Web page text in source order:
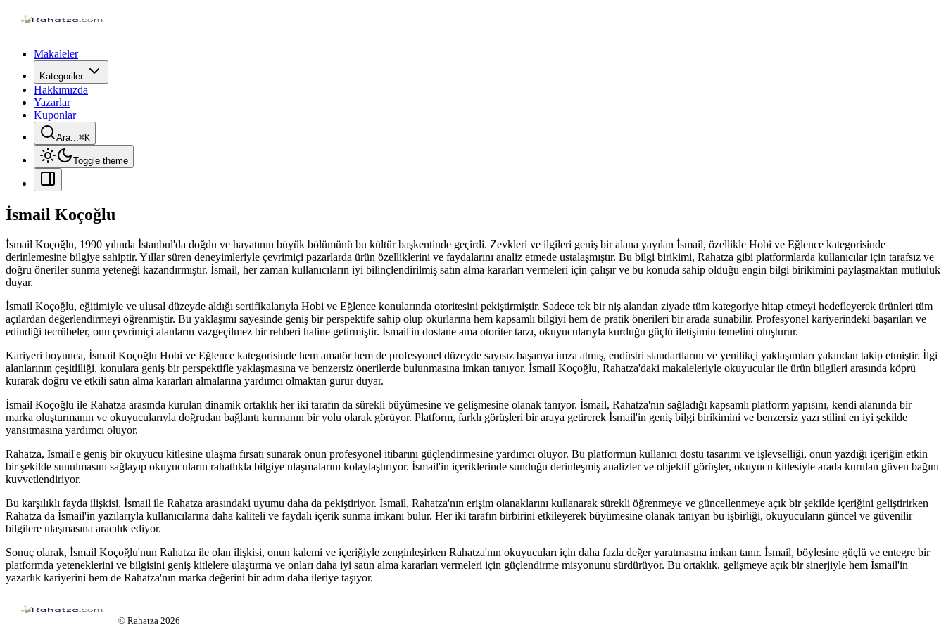
Makaleler
Kategoriler
Hakkımızda
Yazarlar
Kuponlar
Ara...⌘K
Toggle theme
İsmail Koçoğlu
İsmail Koçoğlu, 1990 yılında İstanbul'da doğdu ve hayatının büyük bölümünü bu kültür başkentinde geçirdi. Zevkleri ve ilgileri geniş bir alana yayılan İsmail, özellikle Hobi ve Eğlence kategorisinde
derinlemesine bilgiye sahiptir. Yıllar süren deneyimleriyle çevrimiçi pazarlarda ürün özelliklerini ve faydalarını analiz etmede ustalaşmıştır. Bu bilgi birikimi, Rahatza gibi platformlarda kullanıcılar için tarafsız ve
doğru öneriler sunma yeteneği kazandırmıştır. İsmail, her zaman kullanıcıların iyi bilinçlendirilmiş satın alma kararları vermeleri için çalışır ve bu konuda sahip olduğu engin bilgi birikimini paylaşmaktan mutluluk
duyar.
İsmail Koçoğlu, eğitimiyle ve ulusal düzeyde aldığı sertifikalarıyla Hobi ve Eğlence konularında otoritesini pekiştirmiştir. Sadece tek bir niş alandan ziyade tüm kategoriye hitap etmeyi hedefleyerek ürünleri tüm
açılardan değerlendirmeyi öğrenmiştir. Bu yaklaşımı sayesinde geniş bir perspektife sahip olup okurlarına hem kapsamlı bilgiyi hem de pratik önerileri bir arada sunabilir. Profesyonel kariyerindeki başarıları ve
edindiği tecrübeler, onu çevrimiçi alanların vazgeçilmez bir rehberi haline getirmiştir. İsmail'in dostane ama otoriter tarzı, okuyucularıyla kurduğu güçlü iletişimin temelini oluşturur.
Kariyeri boyunca, İsmail Koçoğlu Hobi ve Eğlence kategorisinde hem amatör hem de profesyonel düzeyde sayısız başarıya imza atmış, endüstri standartlarını ve yenilikçi yaklaşımları yakından takip etmiştir. İlgi
alanlarının çeşitliliği, konulara geniş bir perspektifle yaklaşmasına ve benzersiz önerilerde bulunmasına imkan tanıyor. İsmail Koçoğlu, Rahatza'daki makaleleriyle okuyucular ile ürün bilgileri arasında köprü
kurarak doğru ve etkili satın alma kararları almalarına yardımcı olmaktan gurur duyar.
İsmail Koçoğlu ile Rahatza arasında kurulan dinamik ortaklık her iki tarafın da sürekli büyümesine ve gelişmesine olanak tanıyor. İsmail, Rahatza'nın sağladığı kapsamlı platform yapısını, kendi alanında bir
marka oluşturmanın ve okuyucularıyla doğrudan bağlantı kurmanın bir yolu olarak görüyor. Platform, farklı görüşleri bir araya getirerek İsmail'in geniş bilgi birikimini ve benzersiz yazı stilini en iyi şekilde
yansıtmasına yardımcı oluyor.
Rahatza, İsmail'e geniş bir okuyucu kitlesine ulaşma fırsatı sunarak onun profesyonel itibarını güçlendirmesine yardımcı oluyor. Bu platformun kullanıcı dostu tasarımı ve işlevselliği, onun yazdığı içeriğin etkin
bir şekilde sunulmasını sağlayıp okuyucuların rahatlıkla bilgiye ulaşmalarını kolaylaştırıyor. İsmail'in içeriklerinde sunduğu derinleşmiş analizler ve objektif görüşler, okuyucu kitlesiyle arada kurulan güven bağını
kuvvetlendiriyor.
Bu karşılıklı fayda ilişkisi, İsmail ile Rahatza arasındaki uyumu daha da pekiştiriyor. İsmail, Rahatza'nın erişim olanaklarını kullanarak sürekli öğrenmeye ve güncellenmeye açık bir şekilde içeriğini geliştirirken
Rahatza da İsmail'in yazılarıyla kullanıcılarına daha kaliteli ve faydalı içerik sunma imkanı bulur. Her iki tarafın birbirini etkileyerek büyümesine olanak tanıyan bu işbirliği, okuyucuların güncel ve güvenilir
bilgilere ulaşmasına aracılık ediyor.
Sonuç olarak, İsmail Koçoğlu'nun Rahatza ile olan ilişkisi, onun kalemi ve içeriğiyle zenginleşirken Rahatza'nın okuyucuları için daha fazla değer yaratmasına imkan tanır. İsmail, böylesine güçlü ve entegre bir
platformda yeteneklerini ve bilgisini geniş kitlelere ulaştırma ve onları daha iyi satın alma kararları vermeleri için güçlendirme misyonunu sürdürüyor. Bu ortaklık, gelişmeye açık bir sinerjiyle hem İsmail'in
yazarlık kariyerini hem de Rahatza'nın marka değerini bir adım daha ileriye taşıyor.
© Rahatza 2026